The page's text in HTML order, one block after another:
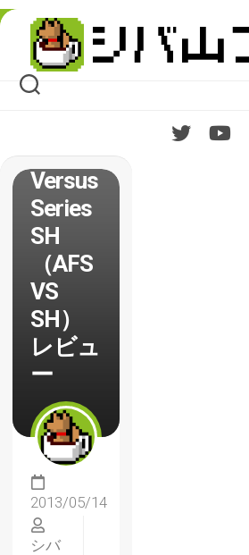
Skip
content
の静音
スティ
ック
Arcade
ick
Versus
Series
SH
（AFS
VS
SH）
レビュ
ー
2013/05/14
シバ